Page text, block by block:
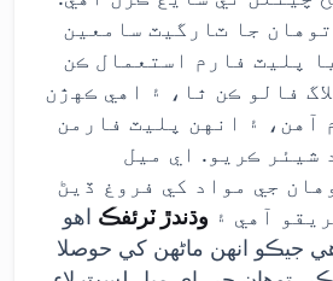
جا ٽارگيٽ سامعين
پليٽ فارم استعمال ڪن
فالو ڪن ٿا، ۽ اهي ڪهڙن
آهن، ۽ انهن پليٽ فارمن
شيئر ڪريو. اي ميل
جي مواد کي فروغ ڏيڻ
آهي ۽ وڌندڙ ٽرئفڪ اهو
جيڪو انهن ماڻهن کي حوصلا